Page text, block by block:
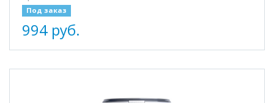
Под заказ
994 руб.